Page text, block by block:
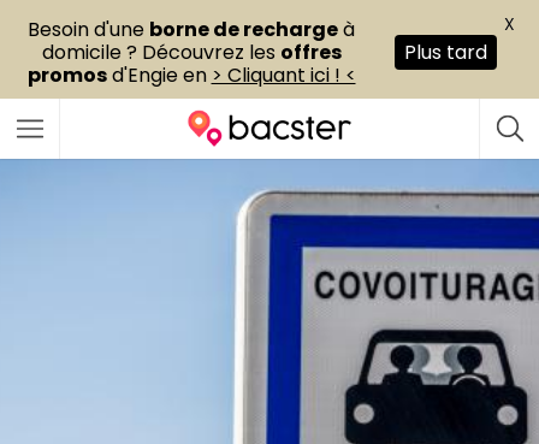
Besoin d'une borne de rechargeà
domicile ? Découvrez les offres
promosd'Engie en > Cliquant ici ! <
Plus tard
X